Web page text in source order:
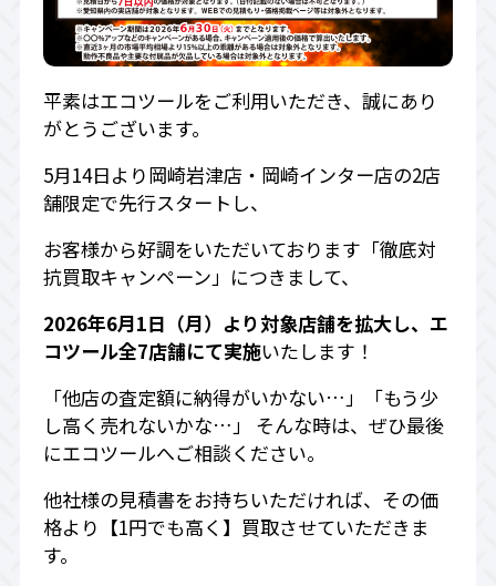
平素はエコツールをご利用いただき、誠にあり
がとうございます。
5月14日より岡崎岩津店・岡崎インター店の2店
舗限定で先行スタートし、
お客様から好調をいただいております「徹底対
抗買取キャンペーン」につきまして、
2026年6月1日（月）より対象店舗を拡大し、エ
コツール全7店舗にて実施いたします！
「他店の査定額に納得がいかない…」「もう少
し高く売れないかな…」 そんな時は、ぜひ最後
にエコツールへご相談ください。
他社様の見積書をお持ちいただければ、その価
格より【1円でも高く】買取させていただきま
す。